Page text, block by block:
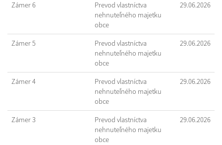
Zámer 6
Prevod vlastníctva
nehnuteľného majetku
obce
29.06.2026
Zámer 5
Prevod vlastníctva
nehnuteľného majetku
obce
29.06.2026
Zámer 4
Prevod vlastníctva
nehnuteľného majetku
obce
29.06.2026
Zámer 3
Prevod vlastníctva
nehnuteľného majetku
obce
29.06.2026